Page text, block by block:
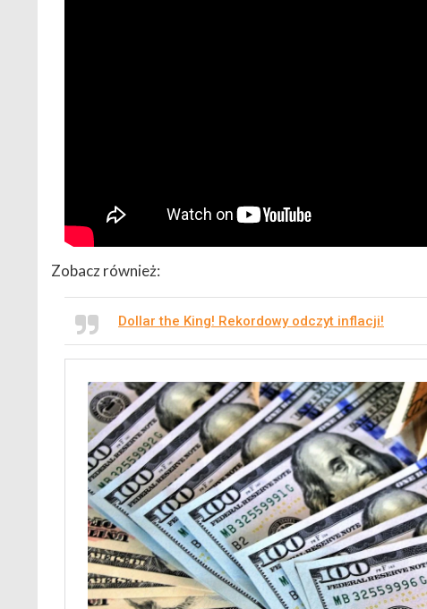
Zobacz również:
Dollar the King! Rekordowy odczyt inflacji!